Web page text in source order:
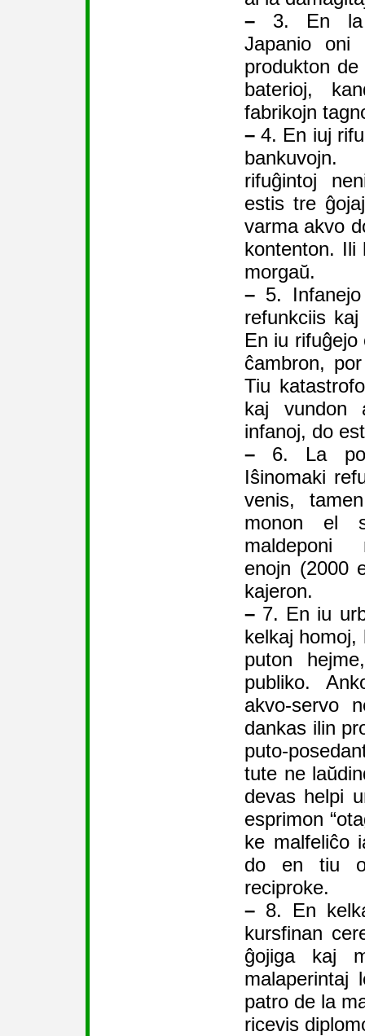
– 3. En la
Japanio oni
produkton
baterioj,
fabrikojn
– 4. En iuj
rifuĝintoj
estis tre
varma akvo
kontenton. Ili
morgaŭ.
– 5.
refunkciis
En iu rifuĝejo
ĉambron,
Tiu
kaj vundon
infanoj, do
– 6. La
Iŝinomaki
venis,
monon el
maldeponi
enojn (2000
kajeron.
– 7. En iu
kelkaj homoj,
puton
publiko.
akvo-servo
dankas ilin
puto-
tute ne
devas helpi
esprimon
ke malfeliĉo
do en tiu
reciproke.
– 8. En
kursfinan
ĝojiga kaj
malaperintaj
patro de la
ricevis